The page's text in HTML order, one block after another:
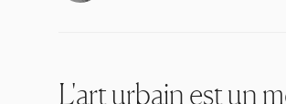
L'art urbain est un